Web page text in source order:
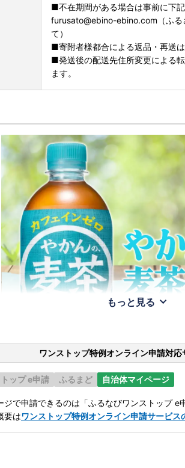
■不在期間がある場合は事前に下記
furusato@ebino-ebino.com（ふる
て）
■寄附者様都合による返品・再送は
■発送後の配送先住所変更による
ます。
もっと見る
ワンストップ特例オンライン申請対応
ップ e申請 ふるまど 自治体マイページ
で申請できるのは「ふるなびワンストップ e
要はワンストップ特例オンライン申請サービス